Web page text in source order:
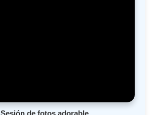
Sesión de fotos adorable